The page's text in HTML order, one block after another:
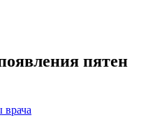
пятен
врача